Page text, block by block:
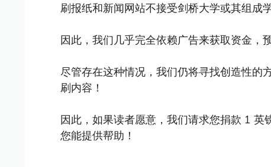
刷报纸和新闻网站不接受剑桥大学或其组成
因此，我们几乎完全依赖广告来获取资金，
尽管存在这种情况，我们仍将寻找创造性的
刷内容！
因此，如果读者愿意，我们请求您捐款 1
您能提供帮助！